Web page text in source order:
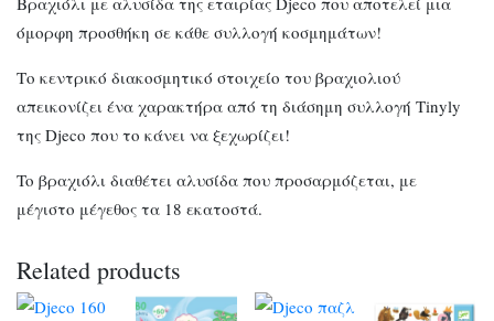
όμορφη προσθήκη σε κάθε συλλογή κοσμημάτων!
Το κεντρικό διακοσμητικό στοιχείο του βραχιολιού
απεικονίζει ένα χαρακτήρα από τη διάσημη συλλογή Tinyly
της Djeco που το κάνει να ξεχωρίζει!
To βραχιόλι διαθέτει αλυσίδα που προσαρμόζεται, με
μέγιστο μέγεθος τα 18 εκατοστά.
Related products